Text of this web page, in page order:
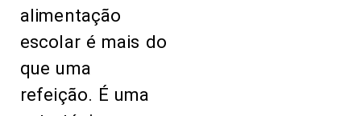
alimentação
escolar é mais do
que uma
refeição. É uma